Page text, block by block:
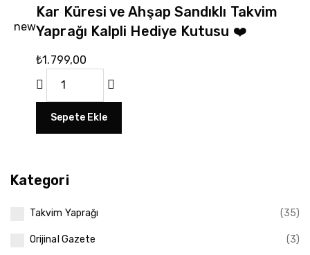
Kategori
Takvim Yaprağı (35)
Orijinal Gazete (3)
new
Kar Küresi ve Ahşap Sandıklı Takvim
Yaprağı Kalpli Hediye Kutusu ❤️
₺1.799,00
Sepete Ekle